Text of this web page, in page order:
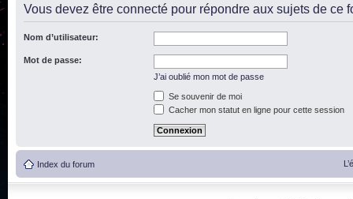
Vous devez être connecté pour répondre aux sujets de ce
Nom d’utilisateur:
Mot de passe:
J’ai oublié mon mot de passe
Se souvenir de moi
Cacher mon statut en ligne pour cette session
Index du forum